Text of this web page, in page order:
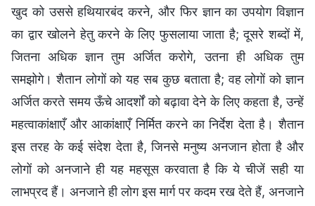
खुद को उससे हथियारबंद करने, और फिर ज्ञान का उपयोग विज्ञान
का द्वार खोलने हेतु करने के लिए फुसलाया जाता है; दूसरे शब्दों में,
जितना अधिक ज्ञान तुम अर्जित करोगे, उतना ही अधिक तुम
समझोगे। शैतान लोगों को यह सब कुछ बताता है; वह लोगों को ज्ञान
अर्जित करते समय ऊँचे आदर्शों को बढ़ावा देने के लिए कहता है, उन्हें
महत्वाकांक्षाएँ और आकांक्षाएँ निर्मित करने का निर्देश देता है। शैतान
इस तरह के कई संदेश देता है, जिनसे मनुष्‍य अनजान होता है और
लोगों को अनजाने ही यह महसूस करवाता है कि ये चीजें सही या
लाभप्रद हैं। अनजाने ही लोग इस मार्ग पर कदम रख देते हैं, अनजाने